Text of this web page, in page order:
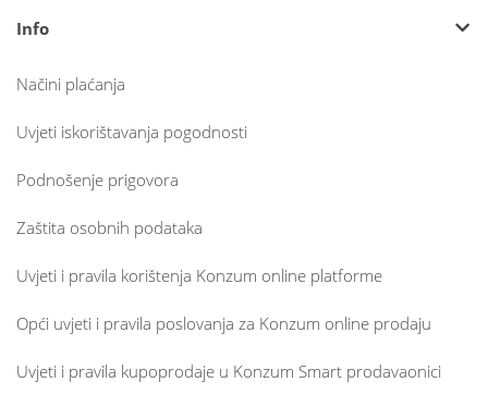
Info
Načini plaćanja
Uvjeti iskorištavanja pogodnosti
Podnošenje prigovora
Zaštita osobnih podataka
Uvjeti i pravila korištenja Konzum online platforme
Opći uvjeti i pravila poslovanja za Konzum online prodaju
Uvjeti i pravila kupoprodaje u Konzum Smart prodavaonici